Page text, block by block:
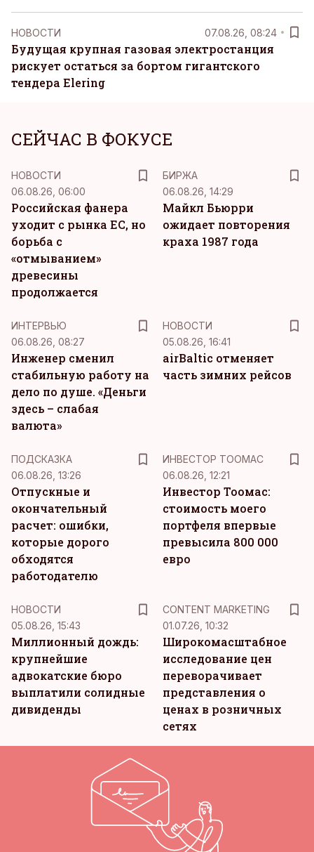
НОВОСТИ 07.08.26, 08:24
Будущая крупная газовая электростанция
рискует остаться за бортом гигантского
тендера Elering
СЕЙЧАС В ФОКУСЕ
НОВОСТИ
06.08.26, 06:00
Российская фанера
уходит с рынка ЕС, но
борьба с
«отмыванием»
древесины
продолжается
БИРЖА
06.08.26, 14:29
Майкл Бьюрри
ожидает повторения
краха 1987 года
ИНТЕРВЬЮ
06.08.26, 08:27
Инженер сменил
стабильную работу на
дело по душе. «Деньги
здесь – слабая
валюта»
НОВОСТИ
05.08.26, 16:41
airBaltic отменяет
часть зимних рейсов
ПОДСКАЗКА
06.08.26, 13:26
Отпускные и
окончательный
расчет: ошибки,
которые дорого
обходятся
работодателю
ИНВЕСТОР ТООМАС
06.08.26, 12:21
Инвестор Тоомас:
стоимость моего
портфеля впервые
превысила 800 000
евро
НОВОСТИ
05.08.26, 15:43
Миллионный дождь:
крупнейшие
адвокатские бюро
выплатили солидные
дивиденды
CONTENT MARKETING
01.07.26, 10:32
Широкомасштабное
исследование цен
переворачивает
представления о
ценах в розничных
сетях